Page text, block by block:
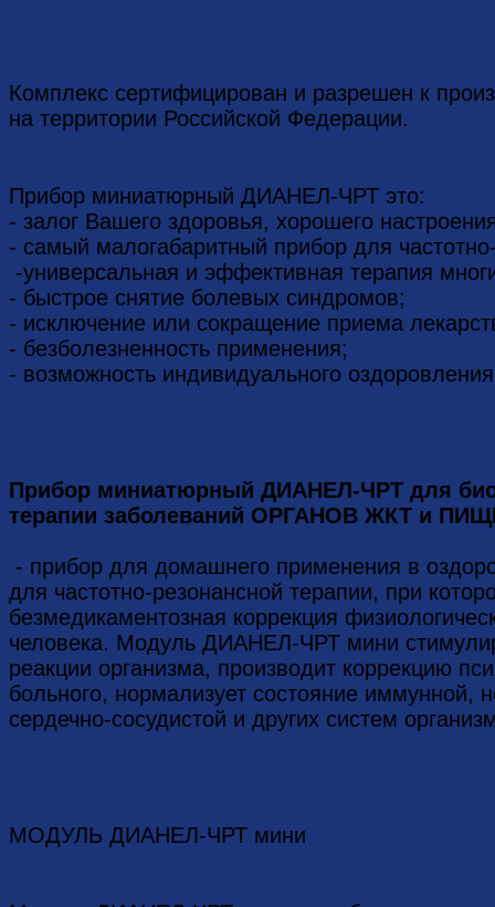
Комплекс сертифицирован и разрешен к
на территории Российской Федерации.
Прибор миниатюрный ДИАНЕЛ-ЧРТ это:
- залог Вашего здоровья, хорошего
- самый малогабаритный прибор для
-универсальная и эффективная терапия
- быстрое снятие болевых синдромов;
- исключение или сокращение приема
- безболезненность применения;
- возможность индивидуального
Прибор миниатюрный ДИАНЕЛ-ЧРТ для
терапии заболеваний ОРГАНОВ ЖКТ и
- прибор для домашнего применения в
для частотно-резонансной терапии, при
безмедикаментозная коррекция
человека. Модуль ДИАНЕЛ-ЧРТ мини
реакции организма, производит коррекцию
больного, нормализует состояние иммунной,
сердечно-сосудистой и других систем
МОДУЛЬ ДИАНЕЛ-ЧРТ мини